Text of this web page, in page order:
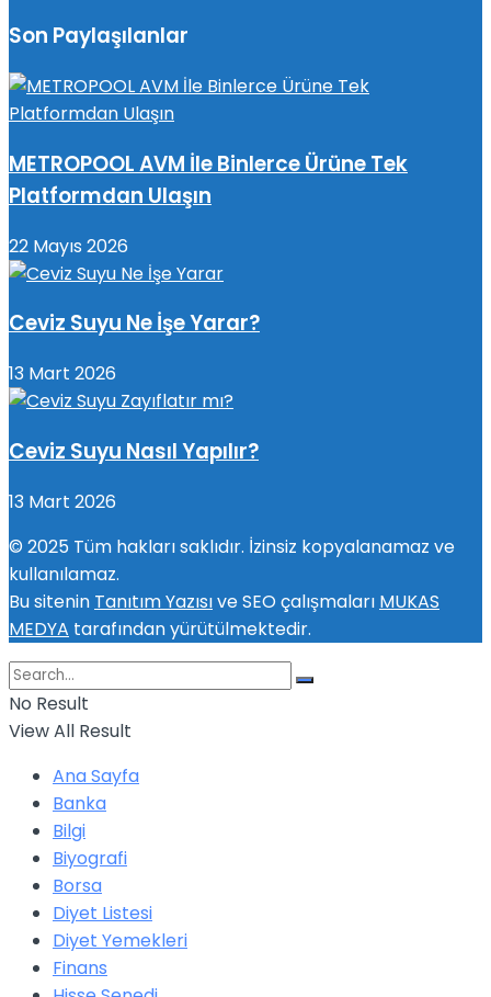
Son Paylaşılanlar
METROPOOL AVM İle Binlerce Ürüne Tek
Platformdan Ulaşın
22 Mayıs 2026
Ceviz Suyu Ne İşe Yarar?
13 Mart 2026
Ceviz Suyu Nasıl Yapılır?
13 Mart 2026
© 2025 Tüm hakları saklıdır. İzinsiz kopyalanamaz ve
kullanılamaz.
Bu sitenin Tanıtım Yazısıve SEO çalışmaları MUKAS
MEDYA tarafından yürütülmektedir.
No Result
View All Result
Ana Sayfa
Banka
Bilgi
Biyografi
Borsa
Diyet Listesi
Diyet Yemekleri
Finans